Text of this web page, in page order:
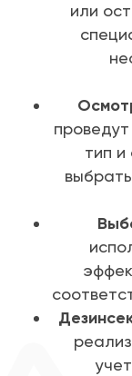
или
тип